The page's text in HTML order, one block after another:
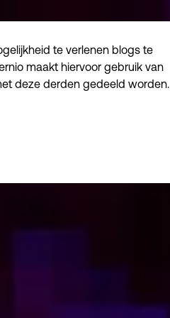
te verlenen blogs te
maakt hiervoor gebruik van
deze derden gedeeld worden.